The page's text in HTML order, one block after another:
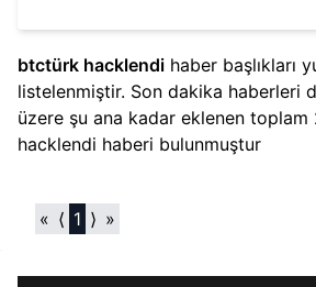
btctürk hacklendi​ haber başlıkları
listelenmiştir. Son dakika haberleri
üzere şu ana kadar eklenen toplam
hacklendi​ haberi bulunmuştur
« ⟨ 1 ⟩ »